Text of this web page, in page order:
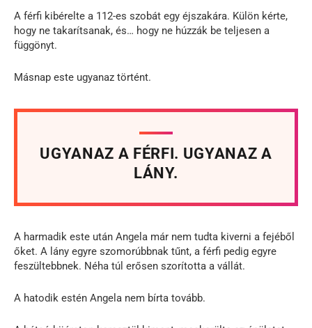
A férfi kibérelte a 112-es szobát egy éjszakára. Külön kérte,
hogy ne takarítsanak, és… hogy ne húzzák be teljesen a
függönyt.
Másnap este ugyanaz történt.
UGYANAZ A FÉRFI. UGYANAZ A
LÁNY.
A harmadik este után Angela már nem tudta kiverni a fejéből
őket. A lány egyre szomorúbbnak tűnt, a férfi pedig egyre
feszültebbnek. Néha túl erősen szorította a vállát.
A hatodik estén Angela nem bírta tovább.